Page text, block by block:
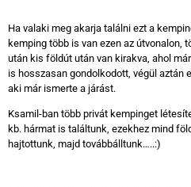
Ha valaki meg akarja találni ezt a
kemping több is van ezen az útvonalon,
után kis földút után van kirakva, ahol
is hosszasan gondolkodott, végül aztán
aki már ismerte a járást.
Ksamil-ban több privát kempinget
kb. hármat is találtunk, ezekhez mind
hajtottunk, majd továbbálltunk…..:)